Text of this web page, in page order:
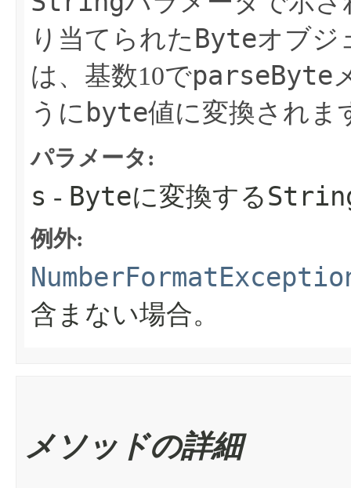
り当てられたByteオブジ
は、基数10でparseByte
うに byte値に変換されま
パラメータ:
s - Byteに変換する
例外:
含まない場合。
メソッドの詳細